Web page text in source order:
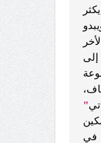
"
في